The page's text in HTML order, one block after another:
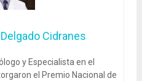
Cidranes
y Especialista en el
el Premio Nacional de